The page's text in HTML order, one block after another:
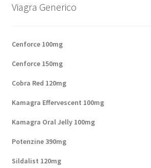
Méthodes d’expédition
Mentions Légales
Mon compte
Viagra Generico
Cenforce 100mg
Cenforce 150mg
Cobra Red 120mg
Kamagra Effervescent 100mg
Kamagra Oral Jelly 100mg
Potenzine 390mg
Sildalist 120mg